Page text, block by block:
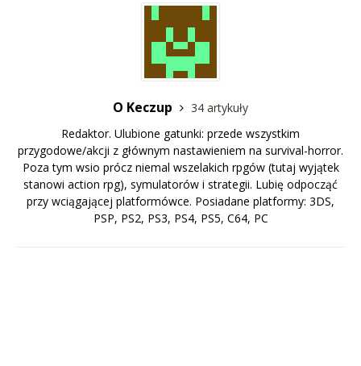
O Keczup
34 artykuły
Redaktor. Ulubione gatunki: przede wszystkim
przygodowe/akcji z głównym nastawieniem na survival-horror.
Poza tym wsio prócz niemal wszelakich rpgów (tutaj wyjątek
stanowi action rpg), symulatorów i strategii. Lubię odpocząć
przy wciągającej platformówce. Posiadane platformy: 3DS,
PSP, PS2, PS3, PS4, PS5, C64, PC